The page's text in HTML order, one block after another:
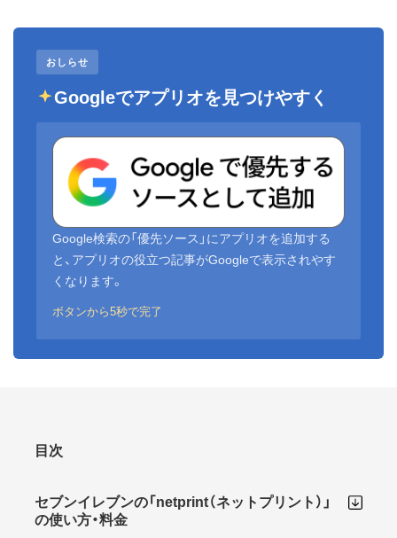
おしらせ
Googleでアプリオを見つけやすく
Google検索の「優先ソース」にアプリオを追加する
と、アプリオの役立つ記事がGoogleで表示されやす
くなります。
ボタンから5秒で完了
目次
セブンイレブンの「netprint（ネットプリント）」
の使い方・料金